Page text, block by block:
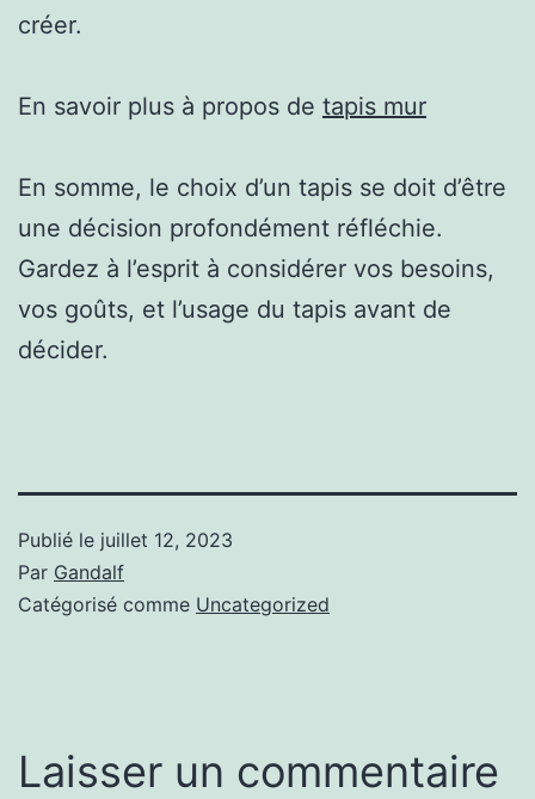
créer.
En savoir plus à propos de tapis mur
En somme, le choix d’un tapis se doit d’être
une décision profondément réfléchie.
Gardez à l’esprit à considérer vos besoins,
vos goûts, et l’usage du tapis avant de
décider.
Publié le juillet 12, 2023
Par Gandalf
Catégorisé comme Uncategorized
Laisser un commentaire